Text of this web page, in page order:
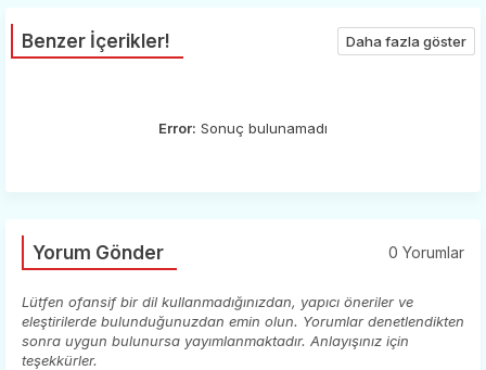
Benzer İçerikler! Daha fazla göster
Error: Sonuç bulunamadı
Yorum Gönder 0 Yorumlar
Lütfen ofansif bir dil kullanmadığınızdan, yapıcı öneriler ve
eleştirilerde bulunduğunuzdan emin olun. Yorumlar denetlendikten
sonra uygun bulunursa yayımlanmaktadır. Anlayışınız için
teşekkürler.